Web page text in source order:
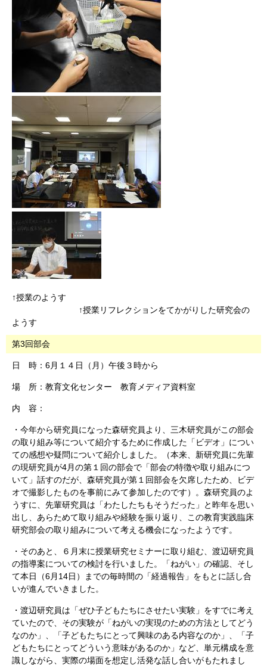
↑授業のようす
↑授業リフレクションをてかがりした研究会の
ようす
第3回部会
日 時：6月１４日（月）午後３時から
場 所：教育文化センター 教育メディア資料室
内 容：
・今年から研究員になった森研究員より、三木研究員がこの部会
の取り組み等について紹介するために作成した「ビデオ」につい
ての感想や疑問について紹介しました。（本来、新研究員に先輩
の現研究員が4月の第１回の部会で「部会の特徴や取り組みにつ
いて」話すのだが、森研究員が第１回部会を欠席したため、ビデ
オで撮影したものを事前にみて参加したのです）。森研究員のよ
うすに、先輩研究員は「わたしたちもそうだった」と昨年を思い
出し、あらためて取り組みや経験を振り返り、この教育実践臨床
研究部会の取り組みについて考える機会になったようです。
・そのあと、６月末に授業研究セミナーに取り組む、渡辺研究員
の指導案についての検討を行いました。「ねがい」の確認、そし
て本日（6月14日）までの毎時間の「経過報告」をもとに話し合
いが進んでいきました。
・渡辺研究員は「ぜひ子どもたちにさせたい実験」をすでに考え
ていたので、その実験が「ねがいの実現のための方法としてどう
なのか」、「子どもたちにとって興味のある内容なのか」、「子
どもたちにとってどういう意味があるのか」など、単元構成を意
識しながら、実際の場面を想定し活発な話し合いがもたれまし